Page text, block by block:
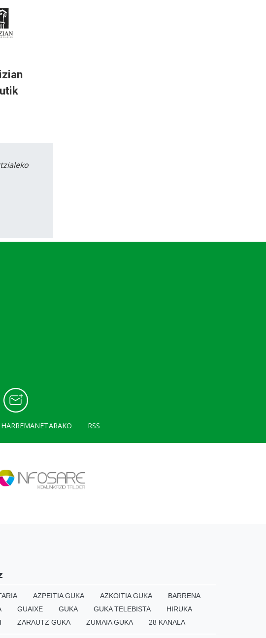
HARREMANETARAKO RSS
AZPEITIA GUKA AZKOITIA GUKA
BARRENA
GUAIXE GUKA GUKA TELEBISTA
HIRUKA
ZARAUTZ GUKA ZUMAIA GUKA 28 KANALA